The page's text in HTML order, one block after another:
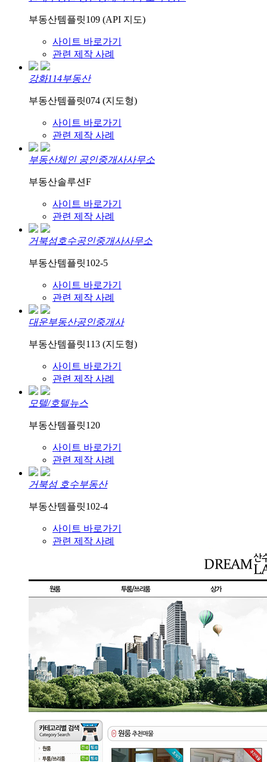
부동산템플릿109 (API 지도)
사이트 바로가기
관련 제작 사례
강화114부동산
부동산템플릿074 (지도형)
사이트 바로가기
관련 제작 사례
부동산체인 공인중개사사무소
부동산솔루션F
사이트 바로가기
관련 제작 사례
거북섬호수공인중개사사무소
부동산템플릿102-5
사이트 바로가기
관련 제작 사례
대운부동산공인중개사
부동산템플릿113 (지도형)
사이트 바로가기
관련 제작 사례
모텔/호텔뉴스
부동산템플릿120
사이트 바로가기
관련 제작 사례
거북섬 호수부동산
부동산템플릿102-4
사이트 바로가기
관련 제작 사례